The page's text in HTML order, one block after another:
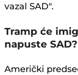
vazal SAD".
Tramp će
napuste SAD?
Američki